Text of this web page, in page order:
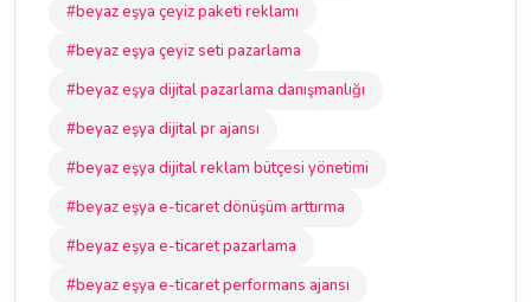
#beyaz eşya çeyiz paketi reklamı
#beyaz eşya çeyiz seti pazarlama
#beyaz eşya dijital pazarlama danışmanlığı
#beyaz eşya dijital pr ajansı
#beyaz eşya dijital reklam bütçesi yönetimi
#beyaz eşya e-ticaret dönüşüm arttırma
#beyaz eşya e-ticaret pazarlama
#beyaz eşya e-ticaret performans ajansı